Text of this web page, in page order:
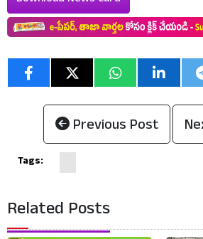
Previous Post
Tags:
Related Posts